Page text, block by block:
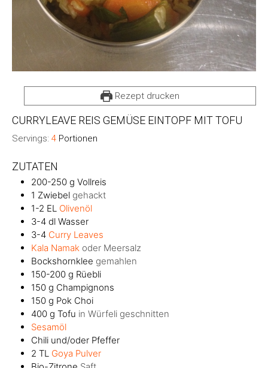
Rezept drucken
CURRYLEAVE REIS GEMÜSE EINTOPF MIT TOFU
Servings: 4 Portionen
ZUTATEN
200-250 g Vollreis
1 Zwiebel gehackt
1-2 EL Olivenöl
3-4 dl Wasser
3-4 Curry Leaves
Kala Namak oder Meersalz
Bockshornklee gemahlen
150-200 g Rüebli
150 g Champignons
150 g Pok Choi
400 g Tofu in Würfeli geschnitten
Sesamöl
Chili und/oder Pfeffer
2 TL Goya Pulver